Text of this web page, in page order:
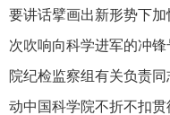
要讲话擘画出新形势下
次吹响向科学进军的冲
院纪检监察组有关负责
动中国科学院不折不扣